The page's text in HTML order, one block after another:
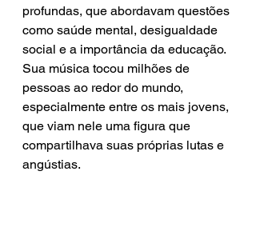
profundas, que abordavam questões
como saúde mental, desigualdade
social e a importância da educação.
Sua música tocou milhões de
pessoas ao redor do mundo,
especialmente entre os mais jovens,
que viam nele uma figura que
compartilhava suas próprias lutas e
angústias.